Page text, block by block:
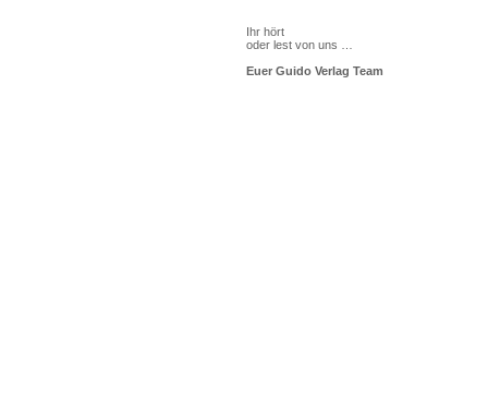
Ihr hört
oder lest von uns …
Euer Guido Verlag Team